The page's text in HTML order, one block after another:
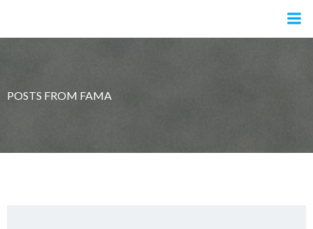
o
POSTS FROM FAMA